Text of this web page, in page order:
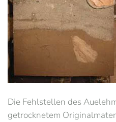
Die Fehlstellen des
getrocknetem